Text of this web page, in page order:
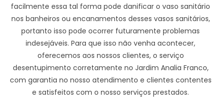
facilmente essa tal forma pode danificar o vaso sanitário
nos banheiros ou encanamentos desses vasos sanitários,
portanto isso pode ocorrer futuramente problemas
indesejáveis. Para que isso não venha acontecer,
oferecemos aos nossos clientes, o serviço
desentupimento corretamente no Jardim Analia Franco,
com garantia no nosso atendimento e clientes contentes
e satisfeitos com o nosso serviços prestados.